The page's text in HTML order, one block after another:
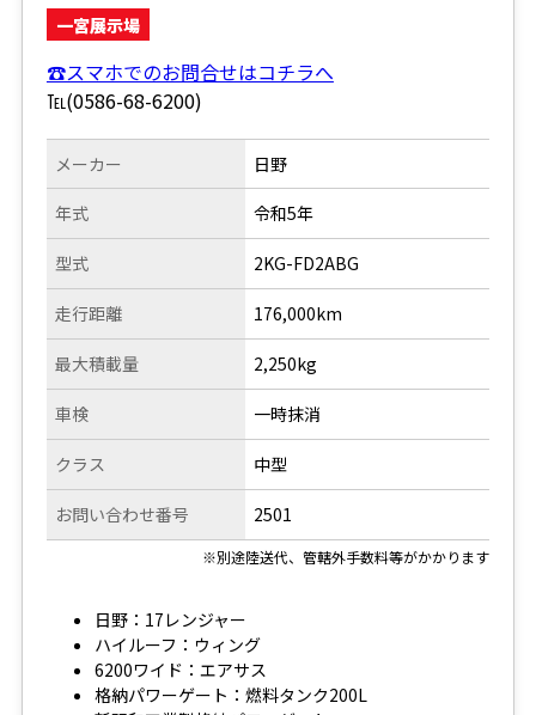
一宮展示場
☎スマホでのお問合せはコチラへ
℡(0586-68-6200)
メーカー
年式
型式
走行距離
日野
令和5年
2KG-FD2ABG
176,000km
最大積載量
車検
クラス
お問い合わせ番号
2,250kg
一時抹消
中型
2501
※別途陸送代、管轄外手数料等がかかります
日野：17レンジャー
ハイルーフ：ウィング
6200ワイド：エアサス
格納パワーゲート：燃料タンク200L